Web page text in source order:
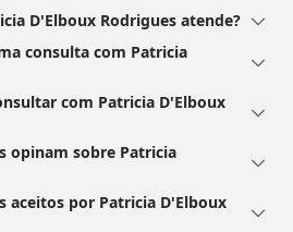
D'Elboux Rodrigues atende?
consulta com Patricia
com Patricia D'Elboux
opinam sobre Patricia
aceitos por Patricia D'Elboux